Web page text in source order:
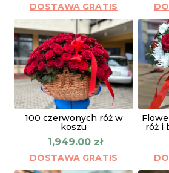
DOSTAWA GRATIS
100 czerwonych róż w
koszu
1,949.00 zł
DOSTAWA GRATIS
róż i